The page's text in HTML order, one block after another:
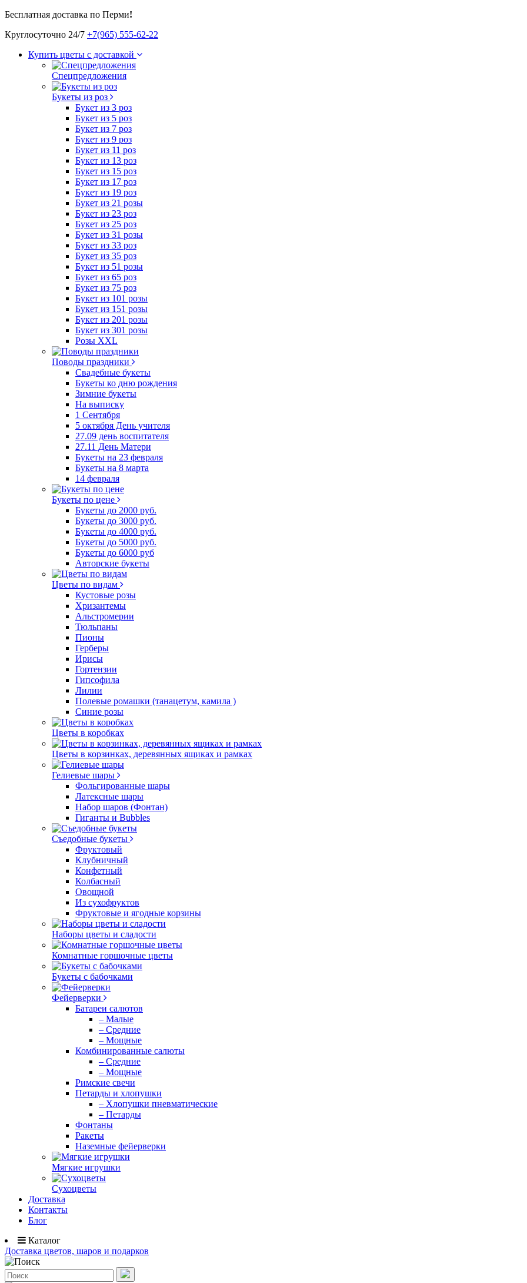
Бесплатная доставка по Перми!
Круглосуточно 24/7 +7(965) 555-62-22
Купить цветы с доставкой
Спецпредложения
Букеты из роз
Букет из 3 роз
Букет из 5 роз
Букет из 7 роз
Букет из 9 роз
Букет из 11 роз
Букет из 13 роз
Букет из 15 роз
Букет из 17 роз
Букет из 19 роз
Букет из 21 розы
Букет из 23 роз
Букет из 25 роз
Букет из 31 розы
Букет из 33 роз
Букет из 35 роз
Букет из 51 розы
Букет из 65 роз
Букет из 75 роз
Букет из 101 розы
Букет из 151 розы
Букет из 201 розы
Букет из 301 розы
Розы XXL
Поводы праздники
Свадебные букеты
Букеты ко дню рождения
Зимние букеты
На выписку
1 Сентября
5 октября День учителя
27.09 день воспитателя
27.11 День Матери
Букеты на 23 февраля
Букеты на 8 марта
14 февраля
Букеты по цене
Букеты до 2000 руб.
Букеты до 3000 руб.
Букеты до 4000 руб.
Букеты до 5000 руб.
Букеты до 6000 руб
Авторские букеты
Цветы по видам
Кустовые розы
Хризантемы
Альстромерии
Тюльпаны
Пионы
Герберы
Ирисы
Гортензии
Гипсофила
Лилии
Полевые ромашки (танацетум, камила )
Синие розы
Цветы в коробках
Цветы в корзинках, деревянных ящиках и рамках
Гелиевые шары
Фольгированные шары
Латексные шары
Набор шаров (Фонтан)
Гиганты и Bubbles
Съедобные букеты
Фруктовый
Клубничный
Конфетный
Колбасный
Овощной
Из сухофруктов
Фруктовые и ягодные корзины
Наборы цветы и сладости
Комнатные горшочные цветы
Букеты с бабочками
Фейерверки
Батареи салютов
– Малые
– Средние
– Мощные
Комбинированные салюты
– Средние
– Мощные
Римские свечи
Петарды и хлопушки
– Хлопушки пневматические
– Петарды
Фонтаны
Ракеты
Наземные фейерверки
Мягкие игрушки
Сухоцветы
Доставка
Контакты
Блог
Каталог
Доставка цветов, шаров и подарков